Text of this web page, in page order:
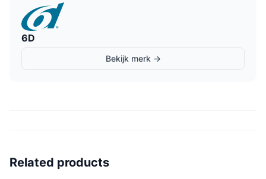
6D
Bekijk merk →
Related products